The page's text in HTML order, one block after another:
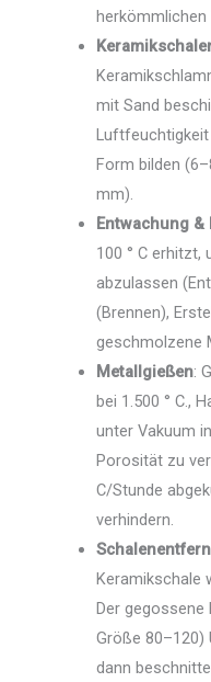
herkömmlichen
mit Sand
Form bilden
mm).
Entwachung &
100 ° C erhitzt,
abzulassen
(Brennen),
geschmolzene
Metallgießen:
bei 1.500 ° C.,
unter Vakuum
Porosität zu
C/Stunde
verhindern.
Keramikschale
Der
Größe 80–120)
dann